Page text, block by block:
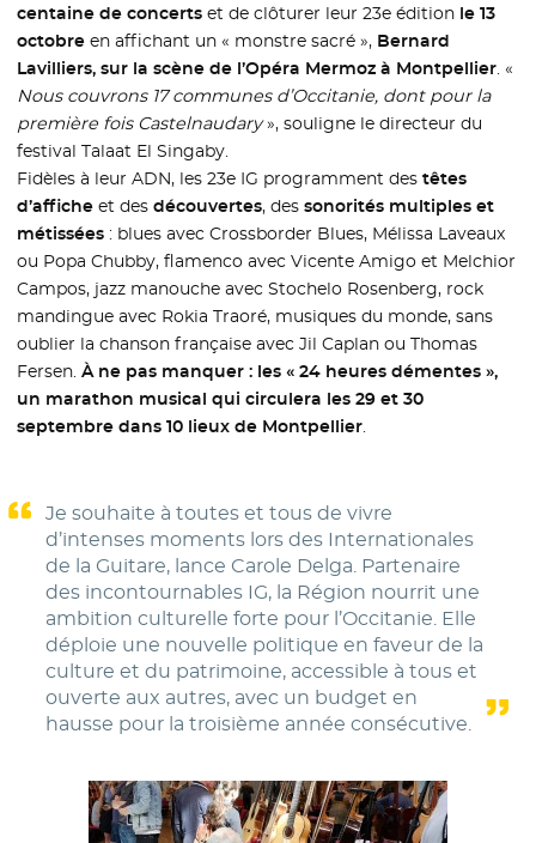
centaine de concerts et de clôturer leur 23e édition le 13
octobre en affichant un « monstre sacré », Bernard
Lavilliers, sur la scène de l’Opéra Mermoz à Montpellier. «
Nous couvrons 17 communes d’Occitanie, dont pour la
première fois Castelnaudary», souligne le directeur du
festival Talaat El Singaby.
Fidèles à leur ADN, les 23e IG programment destêtes
d’affiche et desdécouvertes, dessonorités multiples et
métissées : blues avec Crossborder Blues, Mélissa Laveaux
ou Popa Chubby, flamenco avec Vicente Amigo et Melchior
Campos, jazz manouche avec Stochelo Rosenberg, rock
mandingue avec Rokia Traoré, musiques du monde, sans
oublier la chanson française avec Jil Caplan ou Thomas
Fersen.À ne pas manquer : les « 24 heures démentes »,
un marathon musical qui circulera les 29 et 30
septembre dans 10 lieux de Montpellier.
Je souhaite à toutes et tous de vivre
d’intenses moments lors des Internationales
de la Guitare, lance Carole Delga. Partenaire
des incontournables IG, la Région nourrit une
ambition culturelle forte pour l’Occitanie. Elle
déploie une nouvelle politique en faveur de la
culture et du patrimoine, accessible à tous et
ouverte aux autres, avec un budget en
hausse pour la troisième année consécutive.